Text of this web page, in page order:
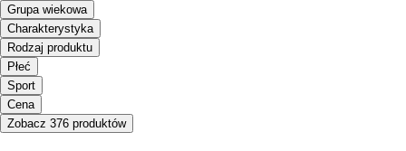
Grupa wiekowa
Charakterystyka
Rodzaj produktu
Płeć
Sport
Cena
Zobacz 376 produktów